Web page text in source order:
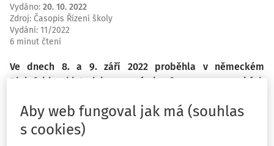
Vydáno: 20. 10. 2022
Zdroj: Časopis Řízení školy
Vydání: 11/2022
6 minut čtení
Ve dnech 8. a 9. září 2022 proběhla v německém
Bielefeldu historicky první konference evropských
Bridging Research and Practice at Laboratory and
University Schools, kterou ve spolupráci s Laborschule
und Oberstufen-Kolleg Bielefeld pořádala síť
Aby web fungoval jak má (souhlas
s cookies)